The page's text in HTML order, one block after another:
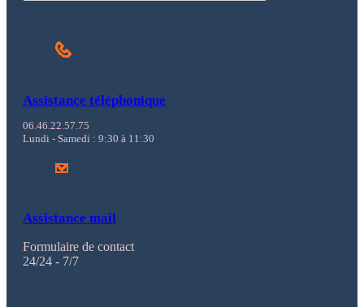
Assistance téléphonique
06.46.22.57.75
Lundi - Samedi : 9:30 à 11:30
Assistance mail
Formulaire de contact
24/24 - 7/7